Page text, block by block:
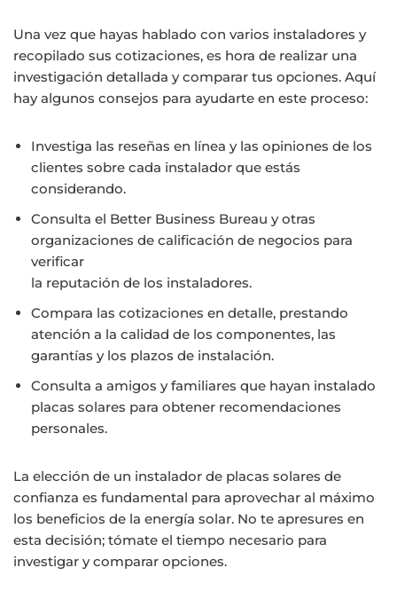
Una vez que hayas hablado con varios instaladores y
recopilado sus cotizaciones, es hora de realizar una
investigación detallada y comparar tus opciones. Aquí
hay algunos consejos para ayudarte en este proceso:
Investiga las reseñas en línea y las opiniones de los
clientes sobre cada instalador que estás
considerando.
Consulta el Better Business Bureau y otras
organizaciones de calificación de negocios para
verificar
la reputación de los instaladores.
Compara las cotizaciones en detalle, prestando
atención a la calidad de los componentes, las
garantías y los plazos de instalación.
Consulta a amigos y familiares que hayan instalado
placas solares para obtener recomendaciones
personales.
La elección de un instalador de placas solares de
confianza es fundamental para aprovechar al máximo
los beneficios de la energía solar. No te apresures en
esta decisión; tómate el tiempo necesario para
investigar y comparar opciones.